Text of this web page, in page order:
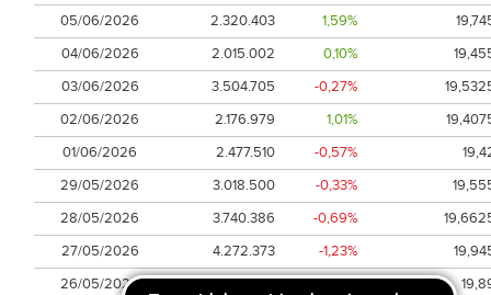
05/06/2026
2.320.403 1,59%
04/06/2026
2.015.002 0,10%
03/06/2026
3.504.705 -0,27%
02/06/2026
2.176.979 1,01%
01/06/2026
2.477.510 -0,57%
29/05/2026
3.018.500 -0,33%
28/05/2026
3.740.386 -0,69%
27/05/2026
4.272.373 -1,23%
26/05/2026
2.695.969 0,76%